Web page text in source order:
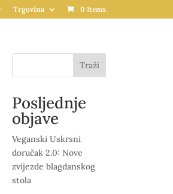
Trgovina 0 Items
Traži
Posljednje
objave
Veganski Uskrsni
doručak 2.0: Nove
zvijezde blagdanskog
stola